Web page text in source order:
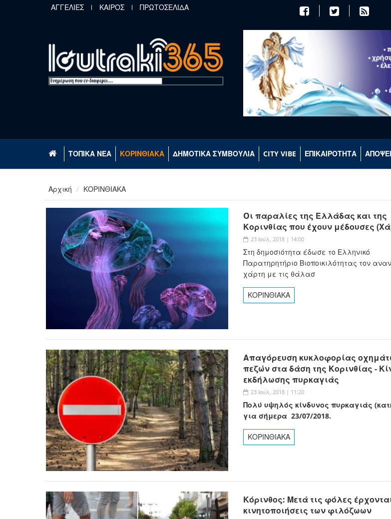
Παράκαμψη προς το κυρίως περιεχόμενο
ΑΓΓΕΛΙΕΣ ΚΑΙΡΟΣ ΠΡΩΤΟΣΕΛΙΔΑ
ΤΟΠΙΚΑ ΝΕΑ ΚΟΡΙΝΘΙΑΚΑ ΔΗΜΟΤΙΚΑ ΣΥΜΒΟΥΛΙΑ CITY VIBE ΕΠΙΚΑΙΡΟΤΗΤΑ
Αρχική ΚΟΡΙΝΘΙΑΚΑ
Oι παραλίες της Ελλάδας και της
Κορινθίας που έχουν μέδουσες
23 Ιουλ, 2018 | 14:00
Στη δημοσιότητα έδωσε το Ελληνικό
Παρατηρητήριο Βιοποικιλότητας τον
χάρτη με τις θάλασ
ΚΟΡΙΝΘΙΑΚΑ
Απαγόρευση κυκλοφορίας
πεζών στα δάση της Κορινθίας -
εκδήλωσης πυρκαγιάς
23 Ιουλ, 2018 | 11:20
Πολύ υψηλός κίνδυνος πυρκαγιάς
για σήμερα 23/07/2018.
ΚΟΡΙΝΘΙΑΚΑ
Κόρινθος: Μετά τις φόλες
κινητοποιήσεις των φιλόζωων